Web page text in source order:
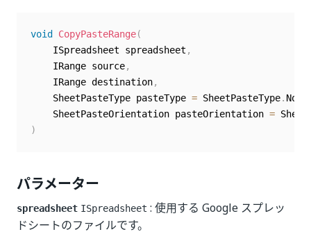
void CopyPasteRange(
	ISpreadsheet spreadsheet
,
	IRange source
,
	IRange destination
,
	SheetPasteType pasteType
= SheetPasteType.
	SheetPasteOrientation pasteOrientation
=
)
パラメーター
spreadsheet ISpreadsheet : 使用する Google スプレッ
ドシートのファイルです。